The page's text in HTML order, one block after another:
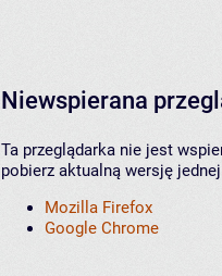
Niewspierana
Ta przeglądarka nie jest
pobierz aktualną wersję
Mozilla Firefox
Google Chrome